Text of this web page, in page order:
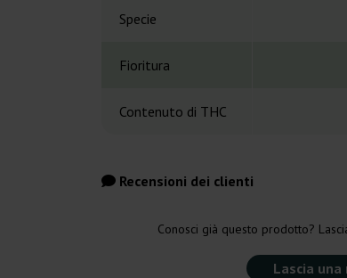
Specie
Fioritura
Contenuto di THC
Recensioni dei clienti
Conosci già questo prodotto?
Lascia una